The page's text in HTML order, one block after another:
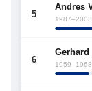
5
Andres
1987–2003
6
Gerhard
1959–1968